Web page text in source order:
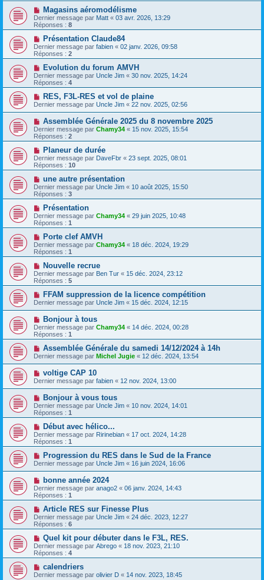
Magasins aéromodélisme
Dernier message par Matt « 03 avr. 2026, 13:29
Réponses : 8
Présentation Claude84
Dernier message par fabien « 02 janv. 2026, 09:58
Réponses : 2
Evolution du forum AMVH
Dernier message par Uncle Jim « 30 nov. 2025, 14:24
Réponses : 4
RES, F3L-RES et vol de plaine
Dernier message par Uncle Jim « 22 nov. 2025, 02:56
Assemblée Générale 2025 du 8 novembre 2025
Dernier message par Chamy34 « 15 nov. 2025, 15:54
Réponses : 2
Planeur de durée
Dernier message par DaveFbr « 23 sept. 2025, 08:01
Réponses : 10
une autre présentation
Dernier message par Uncle Jim « 10 août 2025, 15:50
Réponses : 3
Présentation
Dernier message par Chamy34 « 29 juin 2025, 10:48
Réponses : 1
Porte clef AMVH
Dernier message par Chamy34 « 18 déc. 2024, 19:29
Réponses : 1
Nouvelle recrue
Dernier message par Ben Tur « 15 déc. 2024, 23:12
Réponses : 5
FFAM suppression de la licence compétition
Dernier message par Uncle Jim « 15 déc. 2024, 12:15
Bonjour à tous
Dernier message par Chamy34 « 14 déc. 2024, 00:28
Réponses : 1
Assemblée Générale du samedi 14/12/2024 à 14h
Dernier message par Michel Jugie « 12 déc. 2024, 13:54
voltige CAP 10
Dernier message par fabien « 12 nov. 2024, 13:00
Bonjour à vous tous
Dernier message par Uncle Jim « 10 nov. 2024, 14:01
Réponses : 1
Début avec hélico...
Dernier message par Ririnebian « 17 oct. 2024, 14:28
Réponses : 1
Progression du RES dans le Sud de la France
Dernier message par Uncle Jim « 16 juin 2024, 16:06
bonne année 2024
Dernier message par anago2 « 06 janv. 2024, 14:43
Réponses : 1
Article RES sur Finesse Plus
Dernier message par Uncle Jim « 24 déc. 2023, 12:27
Réponses : 6
Quel kit pour débuter dans le F3L, RES.
Dernier message par Abrego « 18 nov. 2023, 21:10
Réponses : 4
calendriers
Dernier message par olivier D « 14 nov. 2023, 18:45